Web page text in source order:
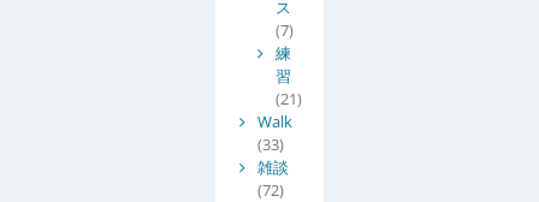
ス
(7)
練
習
(21)
Walk
(33)
雑談
(72)